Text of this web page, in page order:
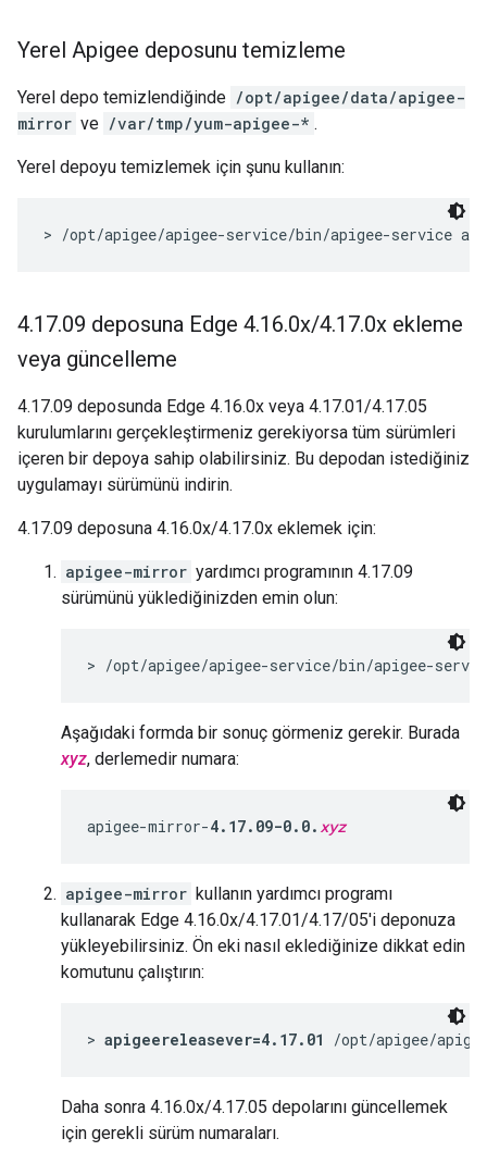
Yerel Apigee deposunu temizleme
Yerel depo temizlendiğinde /opt/apigee/data/apigee-
mirror ve /var/tmp/yum-apigee-* .
Yerel depoyu temizlemek için şunu kullanın:
> /opt/apigee/apigee-service/bin/apigee-service
4.17.09 deposuna Edge 4.16.0x/4.17.0x ekleme
veya güncelleme
4.17.09 deposunda Edge 4.16.0x veya 4.17.01/4.17.05
kurulumlarını gerçekleştirmeniz gerekiyorsa tüm sürümleri
içeren bir depoya sahip olabilirsiniz. Bu depodan istediğiniz
uygulamayı sürümünü indirin.
4.17.09 deposuna 4.16.0x/4.17.0x eklemek için:
apigee-mirror yardımcı programının 4.17.09
sürümünü yüklediğinizden emin olun:
> /opt/apigee/apigee-service/bin/apigee-
Aşağıdaki formda bir sonuç görmeniz gerekir. Burada
xyz, derlemedir numara:
apigee-mirror-4.17.09-0.0. xyz
apigee-mirror kullanın yardımcı programı
kullanarak Edge 4.16.0x/4.17.01/4.17/05'i deponuza
yükleyebilirsiniz. Ön eki nasıl eklediğinize dikkat edin
komutunu çalıştırın:
> apigeereleasever=4.17.01 /opt/apigee/
Daha sonra 4.16.0x/4.17.05 depolarını güncellemek
için gerekli sürüm numaraları.